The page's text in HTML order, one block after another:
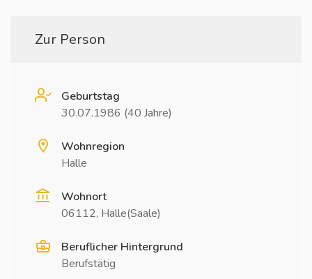
Zur Person
Geburtstag
30.07.1986 (40 Jahre)
Wohnregion
Halle
Wohnort
06112, Halle(Saale)
Beruflicher Hintergrund
Berufstätig